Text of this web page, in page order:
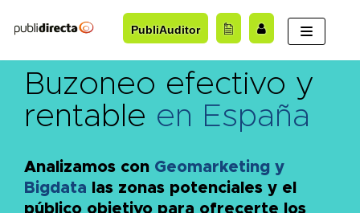
al
PubliAuditor
Buzoneo efectivo y
rentable en España
Analizamos con Geomarketing y
Bigdata las zonas potenciales y el
público objetivo para ofrecerte los